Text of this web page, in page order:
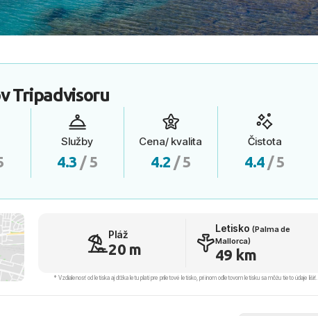
Tripadvisoru
Služby
4.3 / 5
Cena/ kvalita
4.2 / 5
Čistota
4.4 / 5
Pláž
20 m
Letisko(Palma de
Mallorca)
49 km
* Vzdialenosť od letiska aj dľžka letu platí pre príletové letisko, pri inom odletovom letisku sa môžu tieto údaje líšiť.